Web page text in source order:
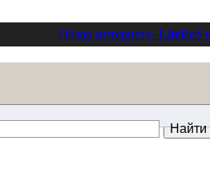
Обзор интернета- LiteВеб-